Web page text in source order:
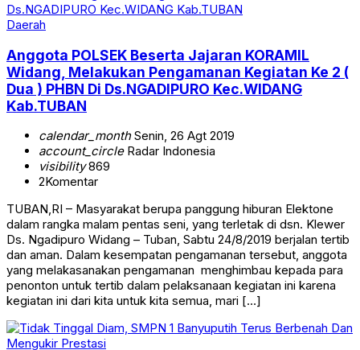
Daerah
Anggota POLSEK Beserta Jajaran KORAMIL
Widang, Melakukan Pengamanan Kegiatan Ke 2 (
Dua ) PHBN Di Ds.NGADIPURO Kec.WIDANG
Kab.TUBAN
calendar_monthSenin, 26 Agt 2019
account_circleRadar Indonesia
visibility869
2Komentar
TUBAN,RI – Masyarakat berupa panggung hiburan Elektone
dalam rangka malam pentas seni, yang terletak di dsn. Klewer
Ds. Ngadipuro Widang – Tuban, Sabtu 24/8/2019 berjalan tertib
dan aman. Dalam kesempatan pengamanan tersebut, anggota
yang melakasanakan pengamanan menghimbau kepada para
penonton untuk tertib dalam pelaksanaan kegiatan ini karena
kegiatan ini dari kita untuk kita semua, mari […]